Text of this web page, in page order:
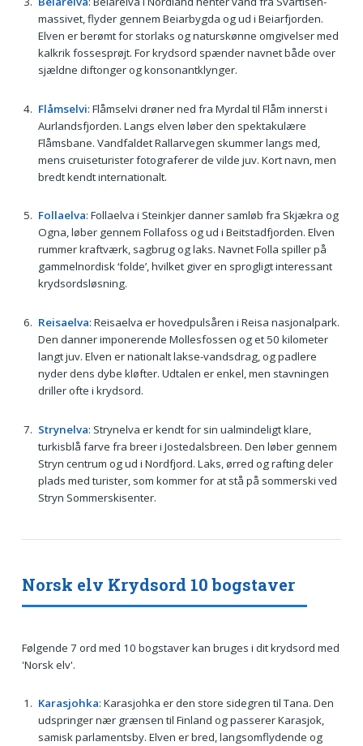
massivet, flyder gennem Beiarbygda og ud i Beiarfjorden.
Elven er berømt for storlaks og naturskønne omgivelser med
kalkrik fossesprøjt. For krydsord spænder navnet både over
sjældne diftonger og konsonantklynger.
Flåmselvi: Flåmselvi drøner ned fra Myrdal til Flåm innerst i
Aurlandsfjorden. Langs elven løber den spektakulære
Flåmsbane. Vandfaldet Rallarvegen skummer langs med,
mens cruiseturister fotograferer de vilde juv. Kort navn, men
bredt kendt internationalt.
Follaelva: Follaelva i Steinkjer danner samløb fra Skjækra og
Ogna, løber gennem Follafoss og ud i Beitstadfjorden. Elven
rummer kraftværk, sagbrug og laks. Navnet Folla spiller på
gammelnordisk ‘folde’, hvilket giver en sprogligt interessant
krydsordsløsning.
Reisaelva: Reisaelva er hovedpulsåren i Reisa nasjonalpark.
Den danner imponerende Mollesfossen og et 50 kilometer
langt juv. Elven er nationalt lakse-vandsdrag, og padlere
nyder dens dybe kløfter. Udtalen er enkel, men stavningen
driller ofte i krydsord.
Strynelva: Strynelva er kendt for sin ualmindeligt klare,
turkisblå farve fra breer i Jostedalsbreen. Den løber gennem
Stryn centrum og ud i Nordfjord. Laks, ørred og rafting deler
plads med turister, som kommer for at stå på sommerski ved
Stryn Sommerskisenter.
Norsk elv Krydsord 10 bogstaver
Følgende 7 ord med 10 bogstaver kan bruges i dit krydsord med
'Norsk elv'.
Karasjohka: Karasjohka er den store sidegren til Tana. Den
udspringer nær grænsen til Finland og passerer Karasjok,
samisk parlamentsby. Elven er bred, langsomflydende og